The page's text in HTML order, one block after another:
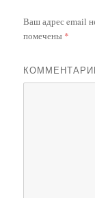
Ваш адрес email
помечены *